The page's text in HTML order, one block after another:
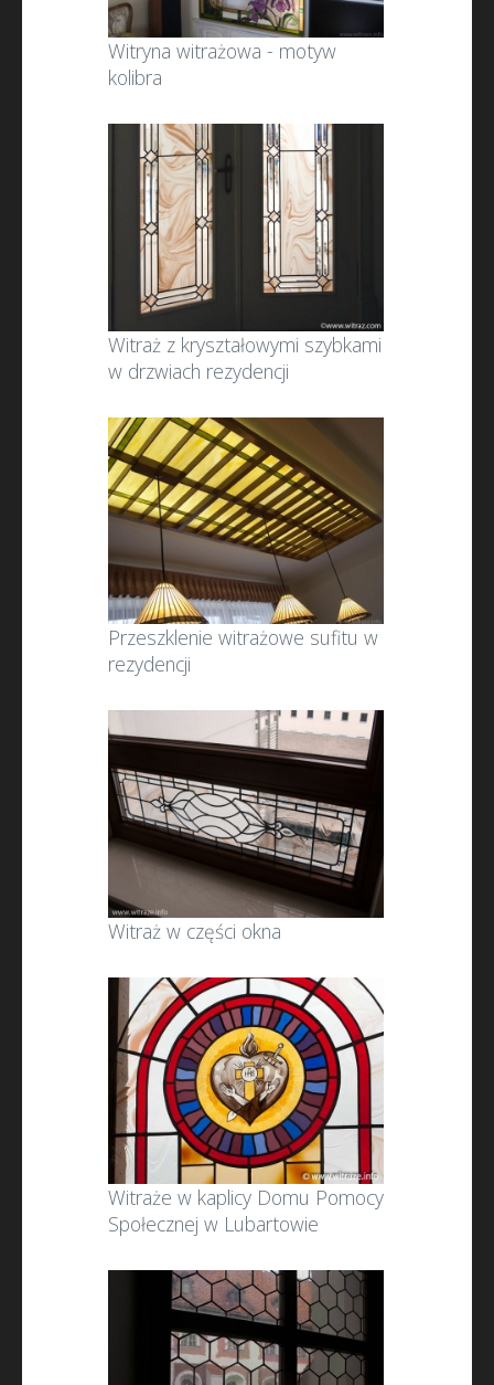
Witryna witrażowa - motyw
kolibra
Witraż z kryształowymi szybkami
w drzwiach rezydencji
Przeszklenie witrażowe sufitu w
rezydencji
Witraż w części okna
Witraże w kaplicy Domu Pomocy
Społecznej w Lubartowie